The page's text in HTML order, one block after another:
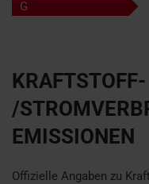
G
KRAFTSTOFF-
/
EMISSIONEN
Offizielle Angaben zu